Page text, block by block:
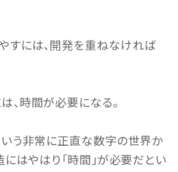
すには、開発を重ねなければ
、時間が必要になる。
いう非常に正直な数字の世界か
にはやはり「時間」が必要だとい